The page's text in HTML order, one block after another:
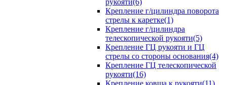
рукояти(6)
Крепление г/цилиндра поворота
стрелы к каретке(1)
Крепление г/цилиндра
телескопической рукояти(5)
Крепление ГЦ рукояти и ГЦ
стрелы со стороны основания(4)
Крепление ГЦ телескопической
рукояти(16)
Крепление ковша к рукояти(11)